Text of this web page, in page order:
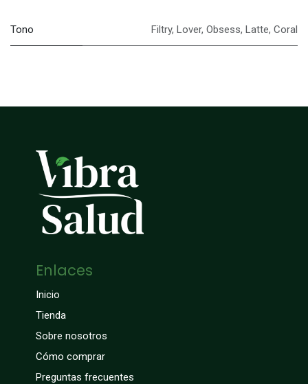
Tono Filtry, Lover, Obsess, Latte, Coral
Enlaces
Inicio
Tienda
Sobre nosotros
Cómo comprar
Preguntas frecuentes